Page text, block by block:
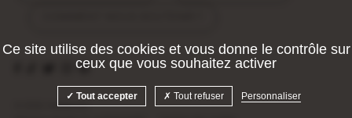
© 2026 Hellolaroux
Ce site utilise des cookies et vous donne le contrôle sur
ceux que vous souhaitez activer
Tout accepter Tout refuser Personnaliser